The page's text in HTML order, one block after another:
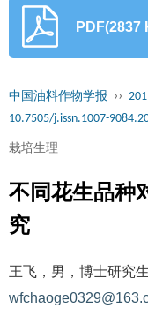
PDF(2837
中国油料作物学报 ››
10.7505/j.issn.1007-
栽培生理
不同花生品种
究
王飞，男，博士研究